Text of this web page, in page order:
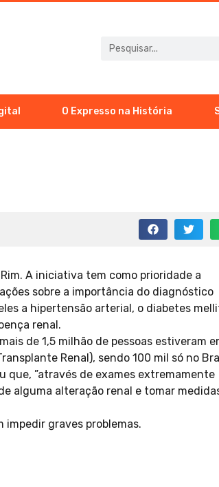
O Expresso na História
A iniciativa tem como prioridade a
sobre a importância do diagnóstico
a hipertensão arterial, o diabetes
renal.
de 1,5 milhão de pessoas estiveram
Renal), sendo 100 mil só no
que, ”através de exames extremamente
alguma alteração renal e tomar
graves problemas.